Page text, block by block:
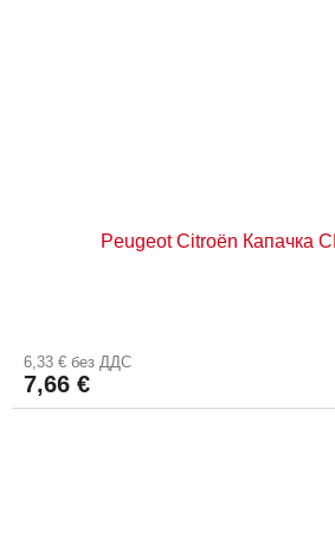
Peugeot Citroën Капачка
6,33 € без ДДС
7,66 €